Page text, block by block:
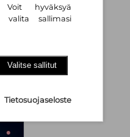
Voit hyväksyä
sallimasi
Valitse sallitut
Tietosuojaseloste